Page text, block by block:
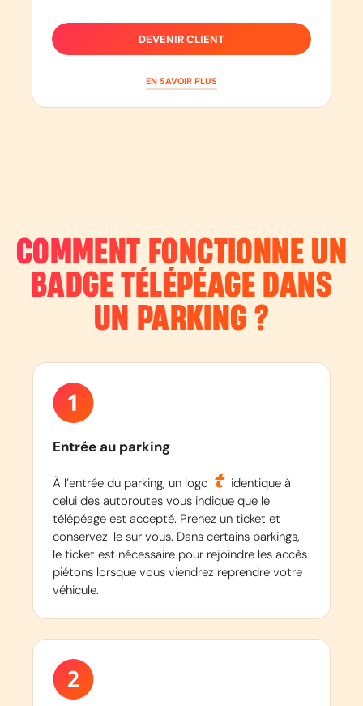
DEVENIR CLIENT
EN SAVOIR PLUS
COMMENT FONCTIONNE UN
BADGE TÉLÉPÉAGE DANS
UN PARKING ?
Entrée au parking
À l’entrée du parking, un logo
identique à
celui des autoroutes vous indique que le
télépéage est accepté. Prenez un ticket et
conservez-le sur vous. Dans certains parkings,
le ticket est nécessaire pour rejoindre les accès
piétons lorsque vous viendrez reprendre votre
véhicule.